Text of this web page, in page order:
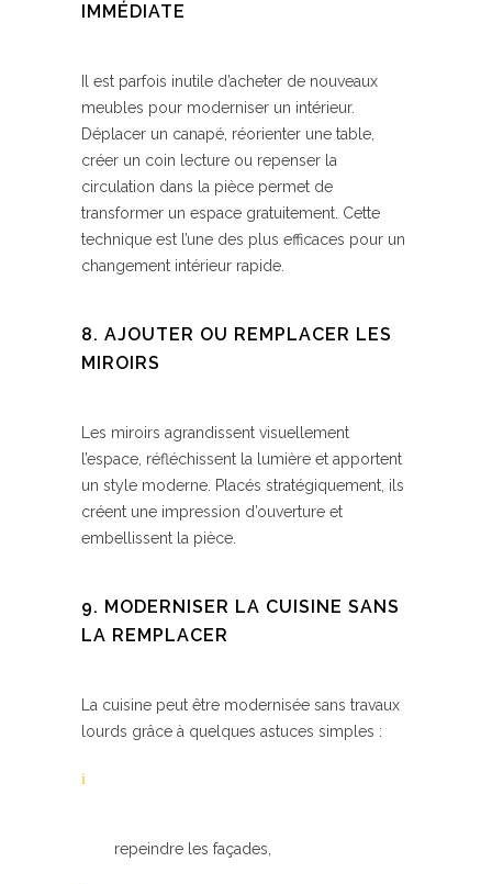
IMMÉDIATE
Il est parfois inutile d’acheter de nouveaux
meubles pour moderniser un intérieur.
Déplacer un canapé, réorienter une table,
créer un coin lecture ou repenser la
circulation dans la pièce permet de
transformer un espace gratuitement. Cette
technique est l’une des plus efficaces pour un
changement intérieur rapide.
8. AJOUTER OU REMPLACER LES
MIROIRS
Les miroirs agrandissent visuellement
l’espace, réfléchissent la lumière et apportent
un style moderne. Placés stratégiquement, ils
créent une impression d’ouverture et
embellissent la pièce.
9. MODERNISER LA CUISINE SANS
LA REMPLACER
La cuisine peut être modernisée sans travaux
lourds grâce à quelques astuces simples :
repeindre les façades,